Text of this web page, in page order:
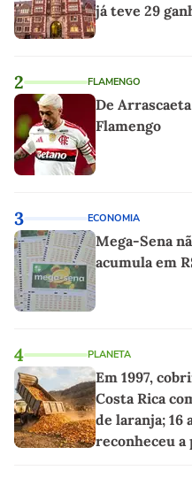
já teve 29
2 FLAMENGO
De
Flamengo
3 ECONOMIA
Mega-Sena
acumula em
4 PLANETA
Em 1997,
Costa Rica
de laranja; 16
reconheceu a